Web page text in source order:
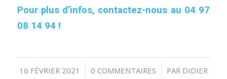
Pour plus d’infos, contactez-nous au 04 97
08 14 94 !
16 FÉVRIER 2021
/ 0 COMMENTAIRES
/ PAR DIDIER